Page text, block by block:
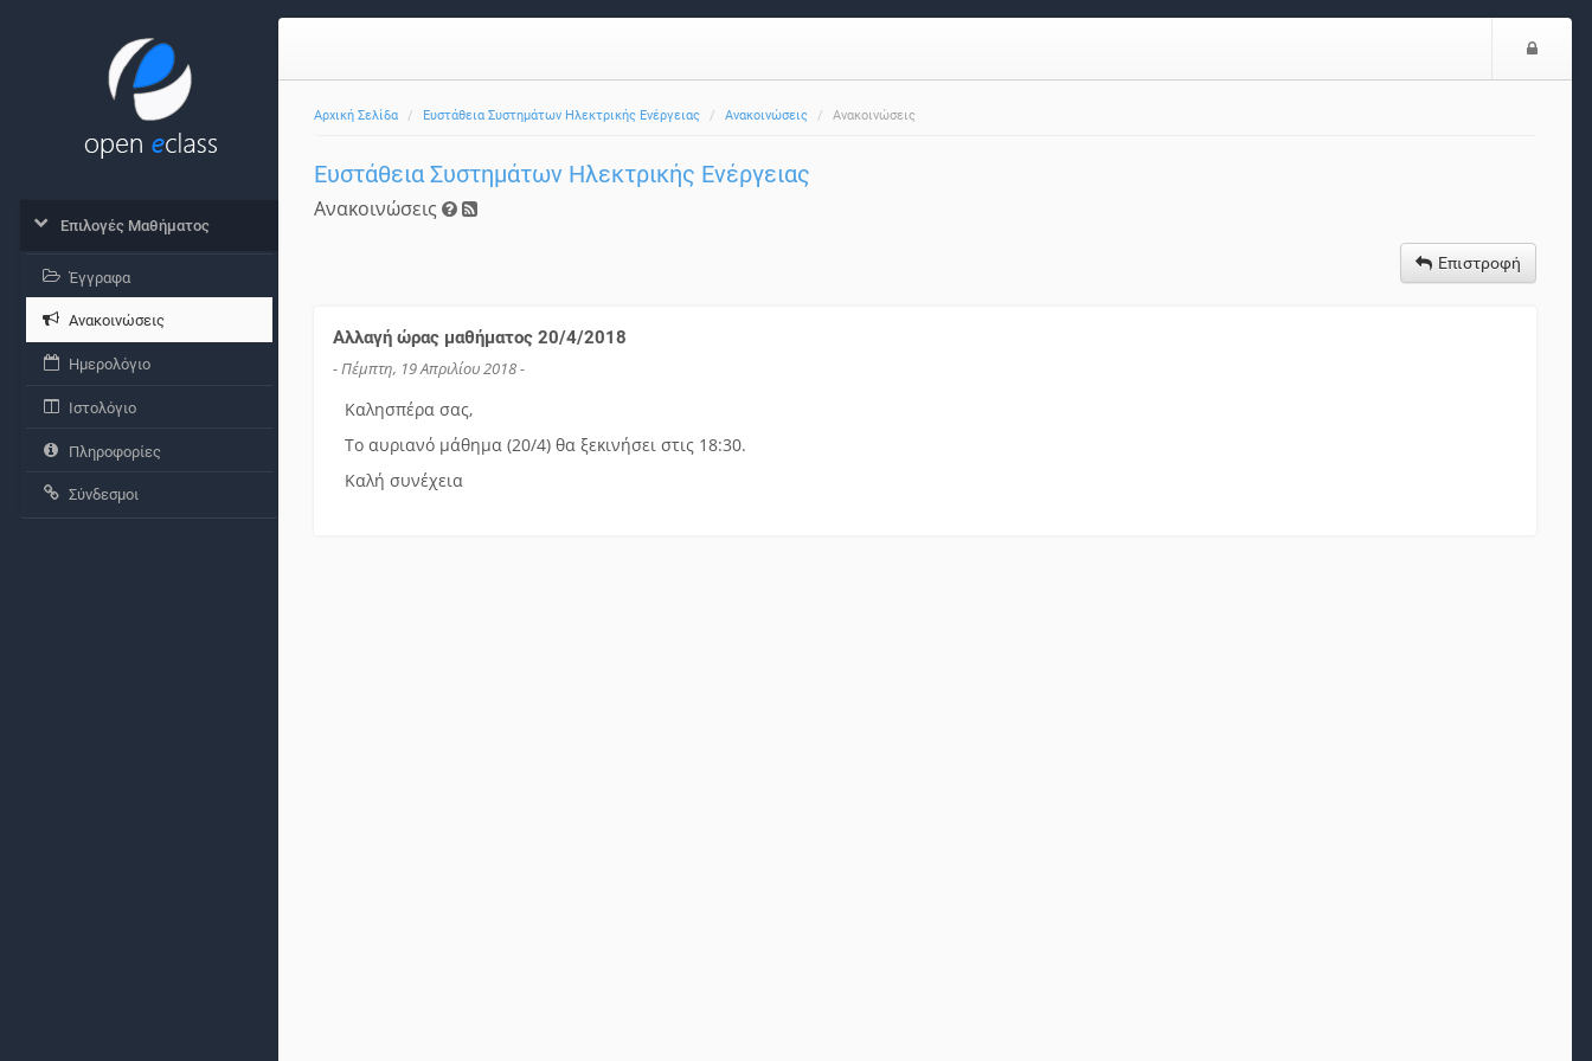
Αρχική Σελίδα Ευστάθεια Συστημάτων Ηλεκτρικής Ενέργειας Ανακοινώσεις Ανακοινώσεις
Ευστάθεια Συστημάτων Ηλεκτρικής Ενέργειας
Ανακοινώσεις
Επιστροφή
Αλλαγή ώρας μαθήματος 20/4/2018
- Πέμπτη, 19 Απριλίου 2018 -
Καλησπέρα σας,
Το αυριανό μάθημα (20/4) θα ξεκινήσει στις 18:30.
Καλή συνέχεια
Επιλογές Μαθήματος
Έγγραφα
Ανακοινώσεις
Ημερολόγιο
Ιστολόγιο
Πληροφορίες
Σύνδεσμοι